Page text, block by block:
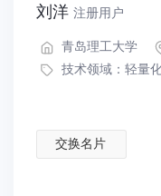
刘洋 注册用户
青岛理工大学
技术领域： 轻量
交换名片